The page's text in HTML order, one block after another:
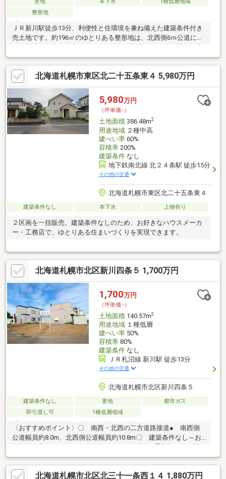
更地 本下水
1種低層地域
整形地
ＪＲ新川駅徒歩13分、利便性と住環境を兼ね備えた建築条件付き
売土地です。約196㎡のゆとりある整形地は、北西側6ｍ公道に約
てやすく、ご家族の理想の住まいを実現できます。参考プランは
約100㎡・3LDK＋WICを採用し、16帖超のLDKや豊富な収納、家
事動線にも配慮した暮らしやすい間取りをご提案。徒歩10分圏内
にはスーパー・コンビニ・小中学校・保育園が揃い、付近には公
園もあるため子育て環境も良好です。電気・上下水道完備で建築
もスムーズ。建物プランのご相談も承りますので、お気軽にお問
い合わせください。
北海道札幌市東区北二十五条東４ 5,980万円
5,980万円
（坪単価:-）
土地面積386.48m2
用途地域２種中高
建ぺい率60%
容積率200%
建築条件なし
地下鉄南北線 北２４条駅 徒歩15分
その他の交通
北海道札幌市東区北二十五条東４
建築条件なし 本下水 上物有り
２区画を一括販売。建築条件なしのため、お好きなハウスメーカ
ー・工務店で、ゆとりある住まいづくりを実現できます。
北海道札幌市北区新川四条５ 1,700万円
1,700万円
（坪単価:-）
土地面積140.57m2
用途地域１種低層
建ぺい率50%
容積率80%
建築条件なし
ＪＲ札沼線 新川駅 徒歩13分
その他の交通
北海道札幌市北区新川四条５
建築条件なし 更地
都市ガス
即引渡し可
1種低層地域
〈おすすめポイント〉〇 南西・北西の二方道路接道● 南西側
公道幅員約8.0m、北西側公道幅員約10.8m〇 建築条件なし～お
放感のある整形地● 周辺生活利便施設充実〇 JR新川駅 徒歩
13分
北海道札幌市北区北三十一条西１４ 1,880万円